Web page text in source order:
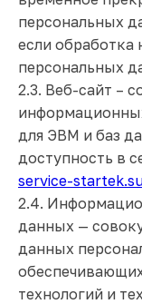
персональных
если обработка
персональных
2.3. Веб-сайт –
для ЭВМ и баз
доступность в
service-
2.4.
данных —
данных
технологий и